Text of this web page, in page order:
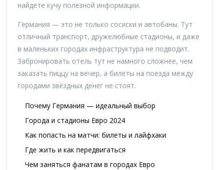
найдете кучу полезной информации.
Германия — это не только сосиски и автобаны. Тут
отличный транспорт, дружелюбные стадионы, и даже
в маленьких городах инфраструктура не подводит.
Забронировать отель тут не намного сложнее, чем
заказать пиццу на вечер, а билеты на поезда между
городами звёздных денег не стоят.
Почему Германия — идеальный выбор
Города и стадионы Евро 2024
Как попасть на матчи: билеты и лайфхаки
Где жить и как передвигаться
Чем заняться фанатам в городах Евро